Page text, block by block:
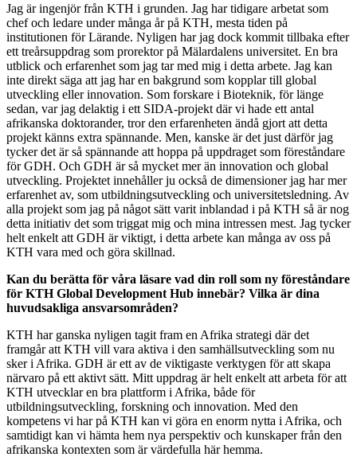
Jag är ingenjör från KTH i grunden. Jag har tidigare arbetat som
chef och ledare under många år på KTH, mesta tiden på
institutionen för Lärande. Nyligen har jag dock kommit tillbaka efter
ett treårsuppdrag som prorektor på Mälardalens universitet. En bra
utblick och erfarenhet som jag tar med mig i detta arbete. Jag kan
inte direkt säga att jag har en bakgrund som kopplar till global
utveckling eller innovation. Som forskare i Bioteknik, för länge
sedan, var jag delaktig i ett SIDA-projekt där vi hade ett antal
afrikanska doktorander, tror den erfarenheten ändå gjort att detta
projekt känns extra spännande. Men, kanske är det just därför jag
tycker det är så spännande att hoppa på uppdraget som föreståndare
för GDH. Och GDH är så mycket mer än innovation och global
utveckling. Projektet innehåller ju också de dimensioner jag har mer
erfarenhet av, som utbildningsutveckling och universitetsledning. Av
alla projekt som jag på något sätt varit inblandad i på KTH så är nog
detta initiativ det som triggat mig och mina intressen mest. Jag tycker
helt enkelt att GDH är viktigt, i detta arbete kan många av oss på
KTH vara med och göra skillnad.
Kan du berätta för våra läsare vad din roll som ny föreståndare
för KTH Global Development Hub innebär? Vilka är dina
huvudsakliga ansvarsområden?
KTH har ganska nyligen tagit fram en Afrika strategi där det
framgår att KTH vill vara aktiva i den samhällsutveckling som nu
sker i Afrika. GDH är ett av de viktigaste verktygen för att skapa
närvaro på ett aktivt sätt. Mitt uppdrag är helt enkelt att arbeta för att
KTH utvecklar en bra plattform i Afrika, både för
utbildningsutveckling, forskning och innovation. Med den
kompetens vi har på KTH kan vi göra en enorm nytta i Afrika, och
samtidigt kan vi hämta hem nya perspektiv och kunskaper från den
afrikanska kontexten som är värdefulla här hemma.